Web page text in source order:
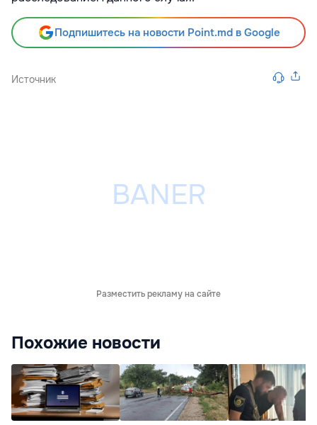
Подпишитесь на новости Point.md в Google
Источник
Разместить рекламу на сайте
Похожие новости